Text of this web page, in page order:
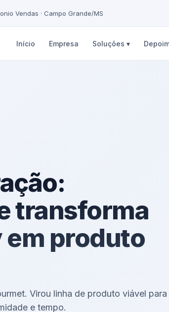
Vendas · Campo Grande/MS
Início Empresa Soluções ▾
transforma
produto
Virou linha de produto viável para
e tempo.